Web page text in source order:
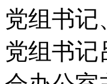
党组书记
党组书记